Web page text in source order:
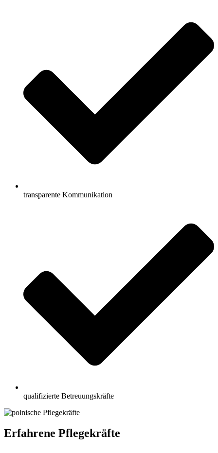
transparente Kommunikation
qualifizierte Betreuungskräfte
Erfahrene Pflegekräfte